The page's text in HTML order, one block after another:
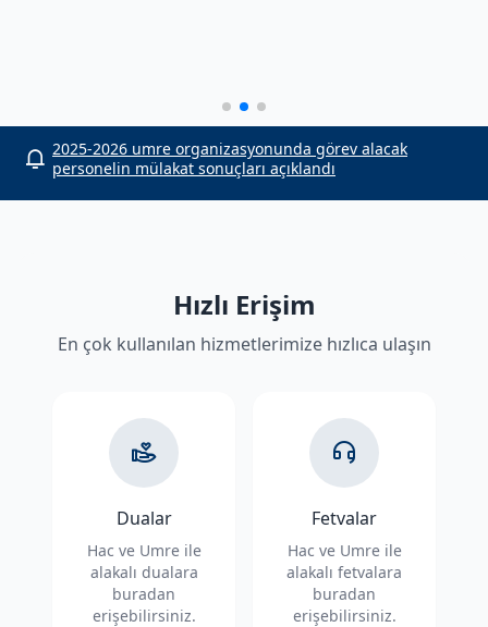
2025-2026 umre organizasyonunda görev alacak
personelin mülakat sonuçları açıklandı
Hızlı Erişim
En çok kullanılan hizmetlerimize hızlıca ulaşın
Dualar
Hac ve Umre ile
alakalı dualara
buradan
erişebilirsiniz.
Fetvalar
Hac ve Umre ile
alakalı fetvalara
buradan
erişebilirsiniz.